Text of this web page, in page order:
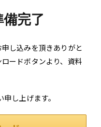
完了
し込みを頂きありがと
ードボタンより、資料
し上げます。